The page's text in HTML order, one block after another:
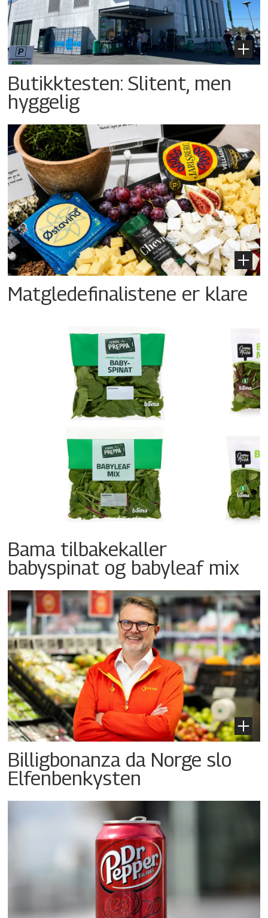
Butikktesten: Slitent, men
hyggelig
Matgledefinalistene er klare
Bama tilbakekaller
babyspinat og babyleaf mix
Billigbonanza da Norge slo
Elfenbenkysten